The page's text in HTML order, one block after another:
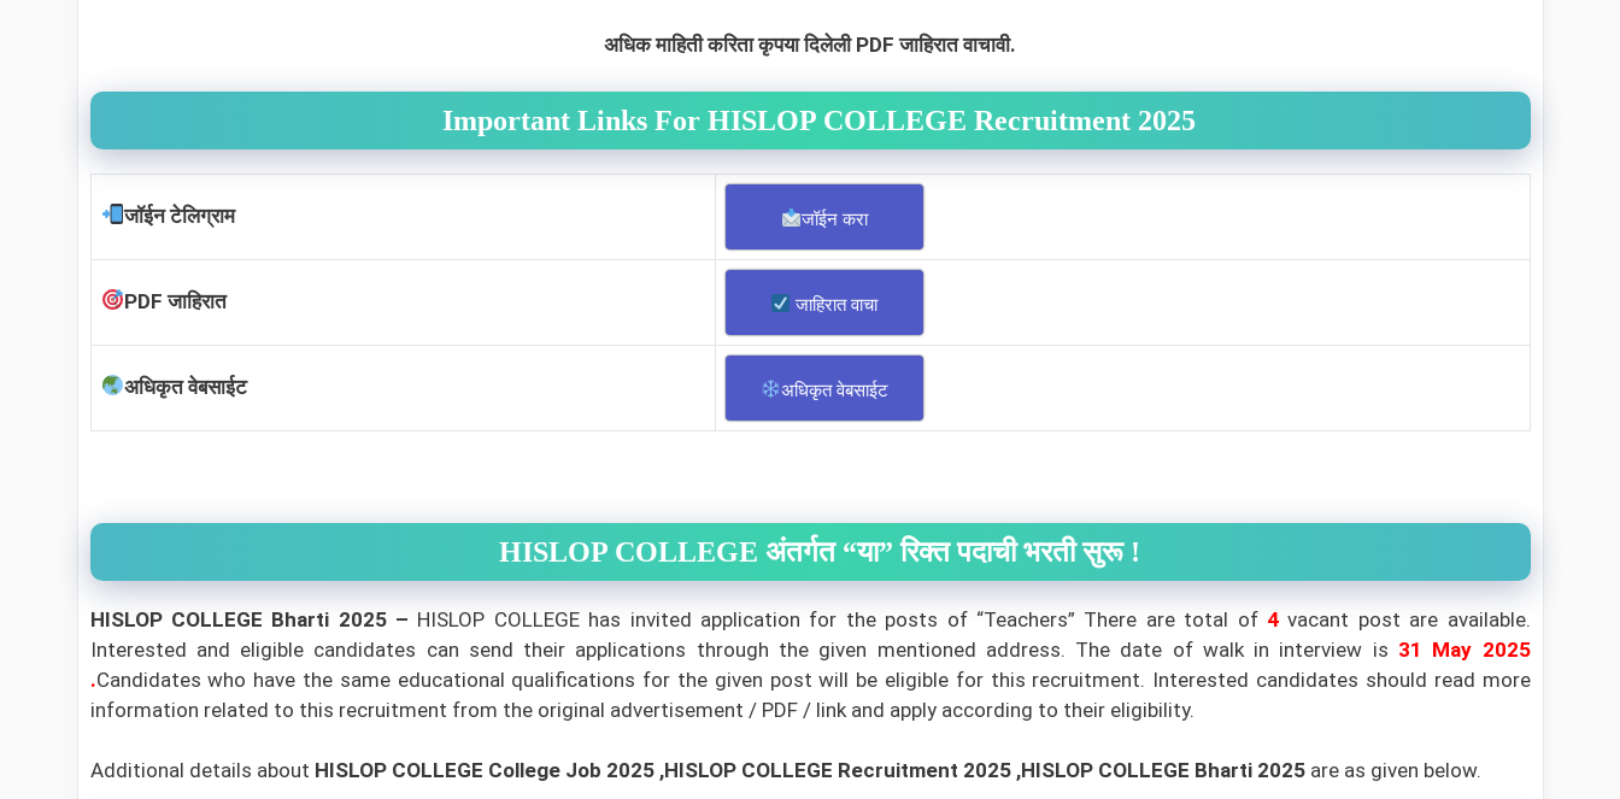
अधिक माहिती करिता कृपया दिलेली PDF जाहिरात वाचावी.
Important Links For HISLOP COLLEGE Recruitment 2025
जॉईन टेलिग्राम जॉईन करा
PDF जाहिरात जाहिरात वाचा
अधिकृत वेबसाईट अधिकृत वेबसाईट
HISLOP COLLEGE अंतर्गत “या” रिक्त पदाची भरती सुरू !
HISLOP COLLEGE Bharti 2025 – HISLOP COLLEGE has invited application for the posts of “Teachers” There are total of 4 vacant post are available.
Interested and eligible candidates can send their applications through the given mentioned address. The date of walk in interview is 31 May 2025
.Candidates who have the same educational qualifications for the given post will be eligible for this recruitment. Interested candidates should read more
information related to this recruitment from the original advertisement / PDF / link and apply according to their eligibility.
Additional details about HISLOP COLLEGE College Job 2025 ,HISLOP COLLEGE Recruitment 2025 ,HISLOP COLLEGE Bharti 2025 are as given below.